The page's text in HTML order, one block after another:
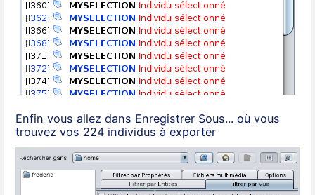
Enfin vous allez dans Enregistrer Sous... où vous
trouvez vos 224 individus à exporter